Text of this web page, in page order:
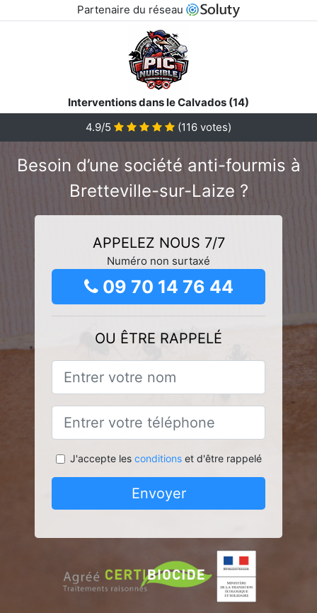
Partenaire du réseau
Interventions dans le Calvados (14)
4.9/5
(116 votes)
Besoin d’une société anti-fourmis à
Bretteville-sur-Laize ?
APPELEZ NOUS 7/7
Numéro non surtaxé
09 70 14 76 44
OU ÊTRE RAPPELÉ
J'accepte les conditionset d'être rappelé
Envoyer